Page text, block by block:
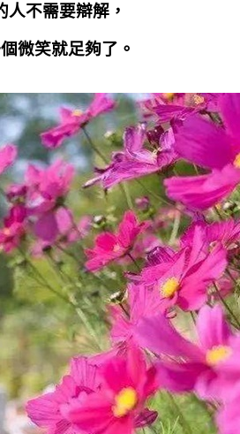
人不需要辯解，
微笑就足夠了。